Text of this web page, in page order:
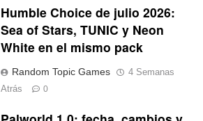
Humble Choice de julio 2026:
Sea of Stars, TUNIC y Neon
White en el mismo pack
Random Topic Games
4 Semanas
Atrás
0